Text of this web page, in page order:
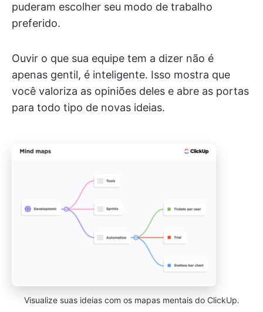
puderam escolher seu modo de trabalho
preferido.
Ouvir o que sua equipe tem a dizer não é
apenas gentil, é inteligente. Isso mostra que
você valoriza as opiniões deles e abre as portas
para todo tipo de novas ideias.
Visualize suas ideias com os mapas mentais do ClickUp.